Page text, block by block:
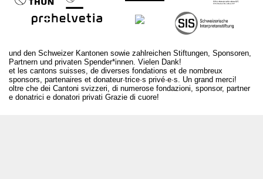
und den Schweizer Kantonen sowie zahlreichen Stiftungen, Sponsoren,
Partnern und privaten Spender*innen. Vielen Dank!
et les cantons suisses, de diverses fondations et de nombreux
sponsors, partenaires et donateur·trice·s privé·e·s. Un grand merci!
oltre che dei Cantoni svizzeri, di numerose fondazioni, sponsor, partner
e donatrici e donatori privati Grazie di cuore!